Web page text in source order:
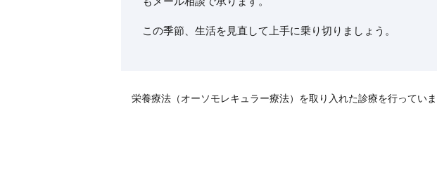
この季節、生活を見直して上手に乗り切りましょう。
栄養療法（オーソモレキュラー療法）を取り入れた診療を行っていま